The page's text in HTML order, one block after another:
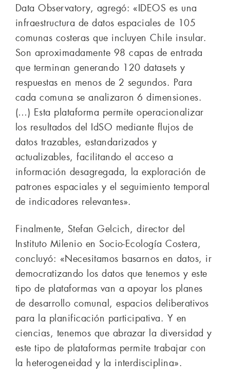
Data Observatory, agregó: «IDEOS es una
infraestructura de datos espaciales de 105
comunas costeras que incluyen Chile insular.
Son aproximadamente 98 capas de entrada
que terminan generando 120 datasets y
respuestas en menos de 2 segundos. Para
cada comuna se analizaron 6 dimensiones.
(…) Esta plataforma permite operacionalizar
los resultados del IdSO mediante flujos de
datos trazables, estandarizados y
actualizables, facilitando el acceso a
información desagregada, la exploración de
patrones espaciales y el seguimiento temporal
de indicadores relevantes».
Finalmente, Stefan Gelcich, director del
Instituto Milenio en Socio-Ecología Costera,
concluyó: «Necesitamos basarnos en datos, ir
democratizando los datos que tenemos y este
tipo de plataformas van a apoyar los planes
de desarrollo comunal, espacios deliberativos
para la planificación participativa. Y en
ciencias, tenemos que abrazar la diversidad y
este tipo de plataformas permite trabajar con
la heterogeneidad y la interdisciplina».